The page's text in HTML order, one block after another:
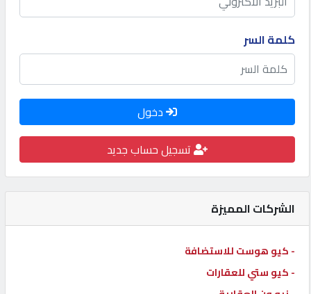
مزاد
كيو
نمبر
كارز
كيو
ماركت
القطري
كلمة السر
دخول
تسجيل حساب جديد
الشركات المميزة
- كيو هوست للاستضافة
- كيو ستي للعقارات